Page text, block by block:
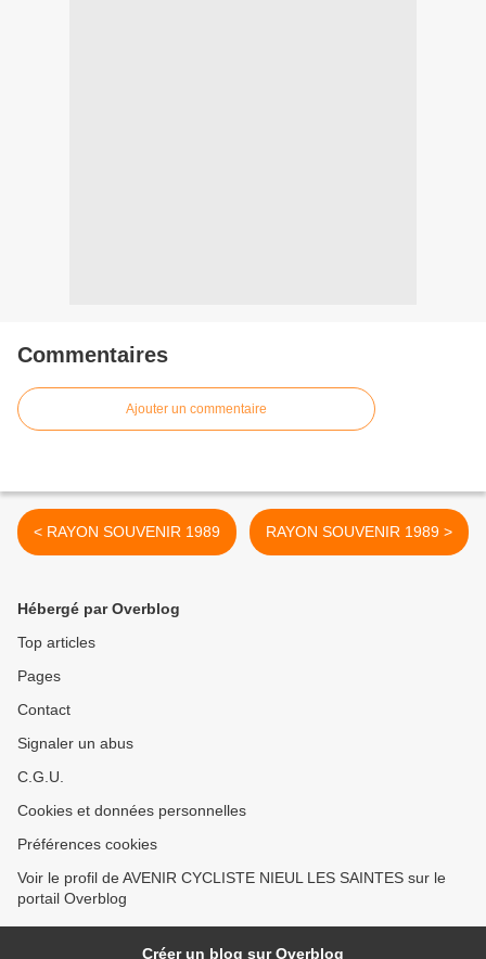
Commentaires
Ajouter un commentaire
< RAYON SOUVENIR 1989 RAYON SOUVENIR 1989 >
Hébergé par Overblog
Top articles
Pages
Contact
Signaler un abus
C.G.U.
Cookies et données personnelles
Préférences cookies
Voir le profil de AVENIR CYCLISTE NIEUL LES SAINTES sur le
portail Overblog
Créer un blog sur Overblog